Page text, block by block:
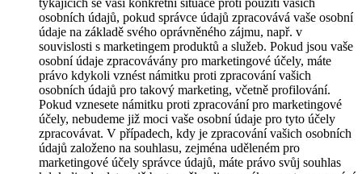
týkajících se vaší konkrétní situace proti použití vašich
osobních údajů, pokud správce údajů zpracovává vaše osobní
údaje na základě svého oprávněného zájmu, např. v
souvislosti s marketingem produktů a služeb. Pokud jsou vaše
osobní údaje zpracovávány pro marketingové účely, máte
právo kdykoli vznést námitku proti zpracování vašich
osobních údajů pro takový marketing, včetně profilování.
Pokud vznesete námitku proti zpracování pro marketingové
účely, nebudeme již moci vaše osobní údaje pro tyto účely
zpracovávat. V případech, kdy je zpracování vašich osobních
údajů založeno na souhlasu, zejména uděleném pro
marketingové účely správce údajů, máte právo svůj souhlas